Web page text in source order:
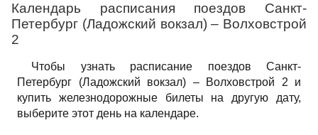
Календарь расписания поездов Санкт-
Петербург (Ладожский вокзал) – Волховстрой
2
Чтобы узнать расписание поездов Санкт-
Петербург (Ладожский вокзал) – Волховстрой 2 и
купить железнодорожные билеты на другую дату,
выберите этот день на календаре.